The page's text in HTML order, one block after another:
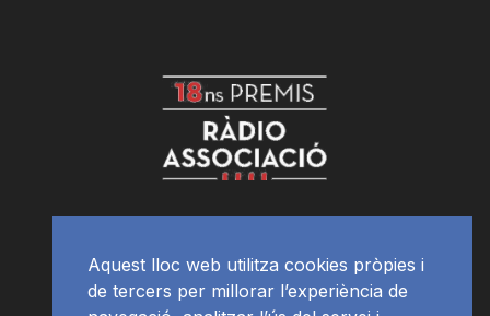
Aquest lloc web utilitza cookies pròpies i
de tercers per millorar l’experiència de